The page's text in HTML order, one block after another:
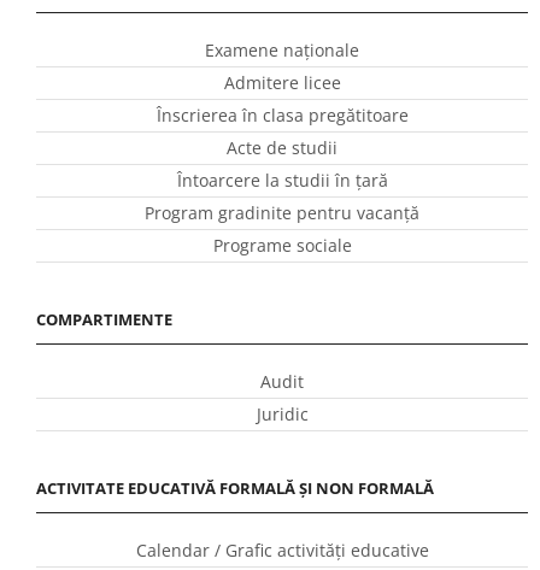
Examene naționale
Admitere licee
Înscrierea în clasa pregătitoare
Acte de studii
Întoarcere la studii în ţară
Program gradinite pentru vacanţă
Programe sociale
COMPARTIMENTE
Audit
Juridic
ACTIVITATE EDUCATIVĂ FORMALĂ ȘI NON FORMALĂ
Calendar / Grafic activităţi educative